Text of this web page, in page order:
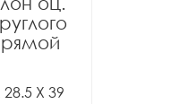
X 39